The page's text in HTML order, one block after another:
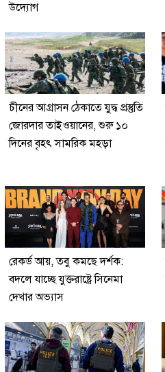
উদ্যোগ
চীনের আগ্রাসন ঠেকাতে যুদ্ধ প্রস্তুতি
জোরদার তাইওয়ানের, শুরু ১০
দিনের বৃহৎ সামরিক মহড়া
রেকর্ড আয়, তবু কমছে দর্শক:
বদলে যাচ্ছে যুক্তরাষ্ট্রে সিনেমা
দেখার অভ্যাস